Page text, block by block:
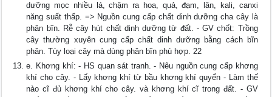
dưỡng mọc nhiều lá, chậm ra hoa, quả, đạm, lân, kali, canxi
năng suất thấp. => Nguồn cung cấp chất dinh dưỡng cha cây là
phân bĩn. Rễ cây hút chất dinh dưỡng từ đất. - GV chốt: Trồng
cây thường xuyên cung cấp chất dinh dưỡng bằng cách bĩn
phân. Tùy loại cây mà dùng phân bĩn phù hợp. 22
e. Khơng khí: - HS quan sát tranh. - Nêu nguồn cung cấp khơng
khí cho cây. - Lấy khơng khí từ bầu khơng khí quyển - Làm thế
nào cĩ đủ khơng khí cho cây. và khơng khí cĩ trong đất. - GV